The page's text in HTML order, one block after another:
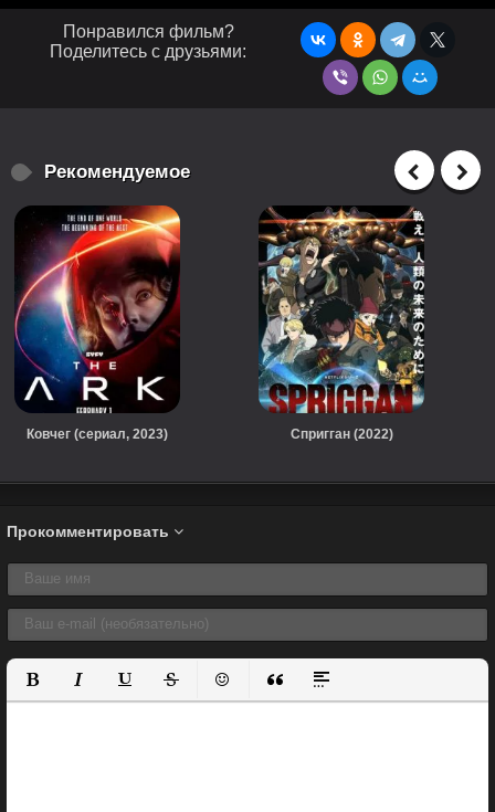
Понравился фильм?
Поделитесь с друзьями:
Рекомендуемое
Ковчег (сериал, 2023) Спригган (2022)
Прокомментировать
Полужирный
КурсивПодчеркнутый
ЗачеркнутыйВставить смайлик
Вставка цитаты
Вставка спойлера